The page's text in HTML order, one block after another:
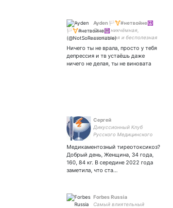
Ayden 🏳️‍⚧️#нетвойне☮
Самая никчëмная,
ничтожная и бесполезная
чудышко - | Парная с
любимой жëнушкой | Рэсти
и Вики - чудесные котята!
Ничего ты не врала, просто у тебя
депрессия и тв устаëшь даже
ничего не делая, ты не виновата
Сергей
Дикуссионный Клуб
Русского Медицинского
Медикаментозный тиреотоксикоз?
Добрый день, Женщина, 34 года,
160, 84 кг. В середине 2022 года
заметила, что ста…
Forbes Russia
Cамый влиятельный